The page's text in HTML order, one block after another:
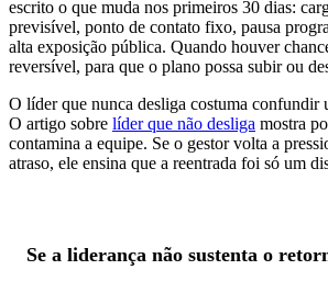
escrito o que muda nos primeiros 30 dias:
previsível, ponto de contato fixo, pausa
alta exposição pública. Quando houver
reversível, para que o plano possa subir ou
O líder que nunca desliga costuma confundir
O artigo sobre líder que não desliga mostra
contamina a equipe. Se o gestor volta a
atraso, ele ensina que a reentrada foi só um
Se a liderança não sustenta o